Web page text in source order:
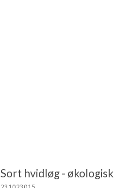
Sort hvidløg - økologisk